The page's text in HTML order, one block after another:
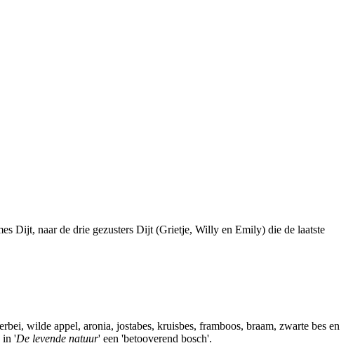
Dijt, naar de drie gezusters Dijt (Grietje, Willy en Emily) die de laatste
wilde appel, aronia, jostabes, kruisbes, framboos, braam, zwarte bes en
in 'De levende natuur' een 'betooverend bosch'.